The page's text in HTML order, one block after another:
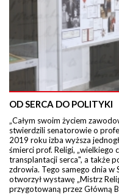
OD SERCA DO POLITYKI
„Całym swoim życiem
stwierdzili senatorowie o
2019 roku izba wyższa
śmierci prof. Religi, „wielkiego
transplantacji serca", a także
zdrowia. Tego samego dnia w
otworzył wystawę „Mistrz
przygotowaną przez Główną